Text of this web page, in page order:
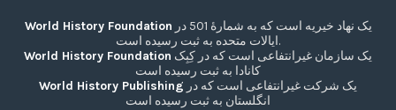
World History Foundation
ایالات متحده به ثبت رسیده است.
World History Foundation
کانادا به ثبت رسیده است
World History Publishing
انگلستان به ثبت رسیده است